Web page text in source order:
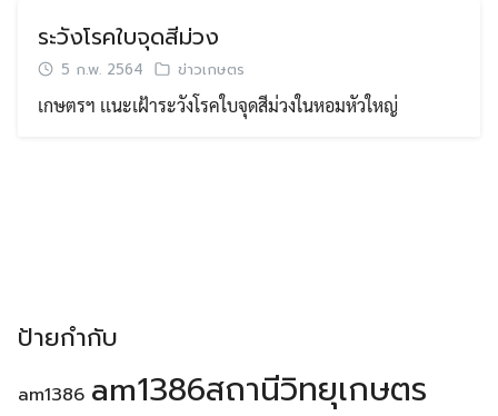
ระวังโรคใบจุดสีม่วง
5 ก.พ. 2564 ข่าวเกษตร
เกษตรฯ เเนะเฝ้าระวังโรคใบจุดสีม่วงในหอมหัวใหญ่
ป้ายกำกับ
am1386 am1386สถานีวิทยุเกษตร